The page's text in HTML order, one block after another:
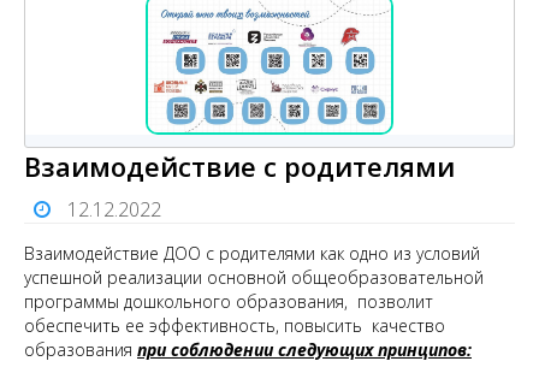
Взаимодействие с родителями
12.12.2022
Взаимодействие ДОО с родителями как одно из условий
успешной реализации основной общеобразовательной
программы дошкольного образования, позволит
обеспечить ее эффективность, повысить качество
образования при соблюдении следующих принципов: